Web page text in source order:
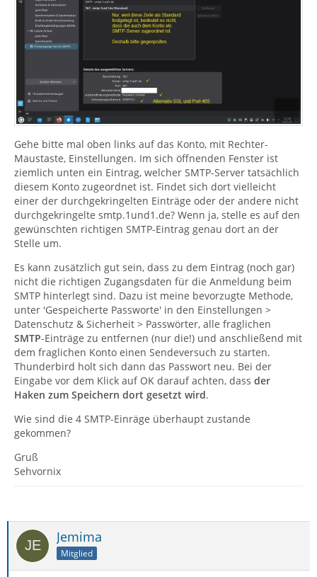
Gehe bitte mal oben links auf das Konto, mit Rechter-
Maustaste, Einstellungen. Im sich öffnenden Fenster ist
ziemlich unten ein Eintrag, welcher SMTP-Server tatsächlich
diesem Konto zugeordnet ist. Findet sich dort vielleicht
einer der durchgekringelten Einträge oder der andere nicht
durchgekringelte smtp.1und1.de? Wenn ja, stelle es auf den
gewünschten richtigen SMTP-Eintrag genau dort an der
Stelle um.
Es kann zusätzlich gut sein, dass zu dem Eintrag (noch gar)
nicht die richtigen Zugangsdaten für die Anmeldung beim
SMTP hinterlegt sind. Dazu ist meine bevorzugte Methode,
unter 'Gespeicherte Passworte' in den Einstellungen >
Datenschutz & Sicherheit > Passwörter, alle fraglichen
SMTP-Einträge zu entfernen (nur die!) und anschließend mit
dem fraglichen Konto einen Sendeversuch zu starten.
Thunderbird holt sich dann das Passwort neu. Bei der
Eingabe vor dem Klick auf OK darauf achten, dass der
Haken zum Speichern dort gesetzt wird.
Wie sind die 4 SMTP-Einräge überhaupt zustande
gekommen?
Gruß
Sehvornix
Jemima
Mitglied